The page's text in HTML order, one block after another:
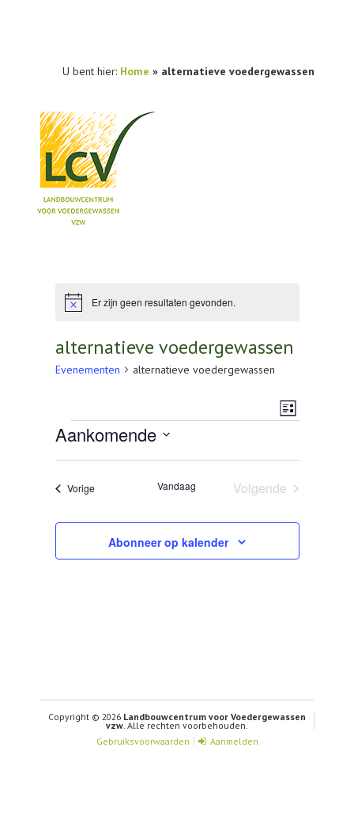
U bent hier: Home » alternatieve voedergewassen
PUBLICATIES
AGENDA
CONTACT
BerichtEr zijn geen resultaten gevonden.
alternatieve voedergewassen
Evenementen alternatieve voedergewassen
Lijst
Evenementen
Aankomende
datum.
VorigeEvenementen Vandaag
Volgende
Abonneer op kalender
Copyright © 2026 Landbouwcentrum voor Voedergewassen
vzw. Alle rechten voorbehouden.
Gebruiksvoorwaarden
Aanmelden